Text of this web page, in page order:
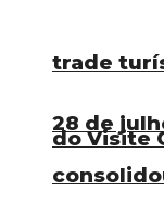
28 de
trade
do Visite